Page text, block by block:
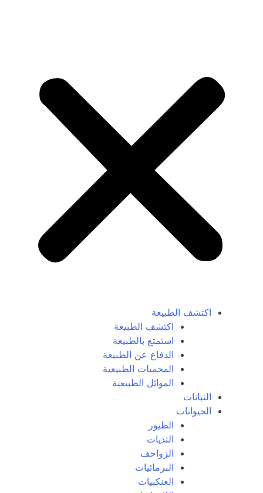
اكتشف الطبيعة
اكتشف الطبيعة
استمتع بالطبيعة
الدفاع عن الطبيعة
المحميات الطبيعية
الموائل الطبيعية
النباتات
الحيوانات
الطيور
الثديات
الزواحف
البرمائيات
العنكبيات